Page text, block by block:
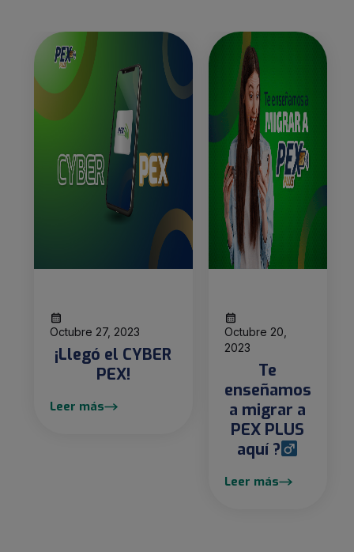
Octubre 27, 2023
¡Llegó el CYBER
PEX!
Leer más
Octubre 20,
2023
Te
enseñamos
a migrar a
PEX PLUS
aquí ?‍
Leer más